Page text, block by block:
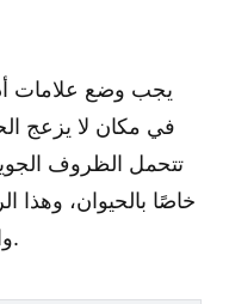
يجب وضع علامات
في مكان لا يزعج
تتحمل الظروف
خاصًا بالحيوان،
واتباع قواعد تحديد هوية الحيوانات.